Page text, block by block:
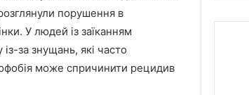
порушення в
У людей із заїканням
за знущань, які часто
може спричинити рецидив